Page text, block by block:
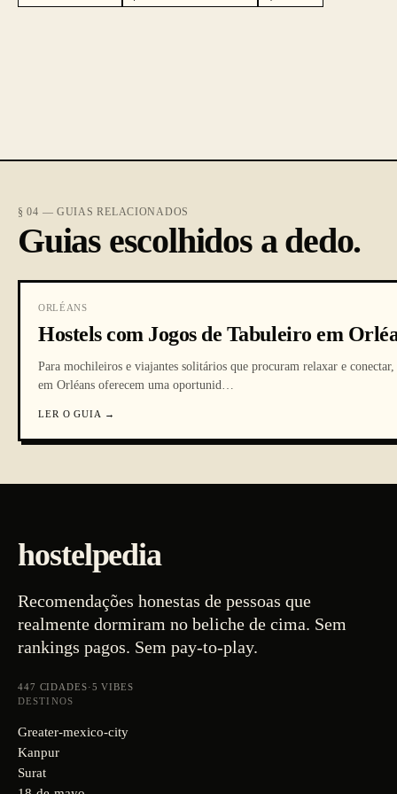
§ 04 — GUIAS RELACIONADOS
Guias escolhidos a dedo.
ORLÉANS
Hostels com Jogos de Tabuleiro em
Para mochileiros e viajantes solitários que procuram relaxar e
em Orléans oferecem uma oportunid…
LER O GUIA →
hostelpedia
Recomendações honestas de pessoas que
realmente dormiram no beliche de cima. Sem
rankings pagos. Sem pay-to-play.
447 CIDADES·5 VIBES
DESTINOS
Greater-mexico-city
Kanpur
Surat